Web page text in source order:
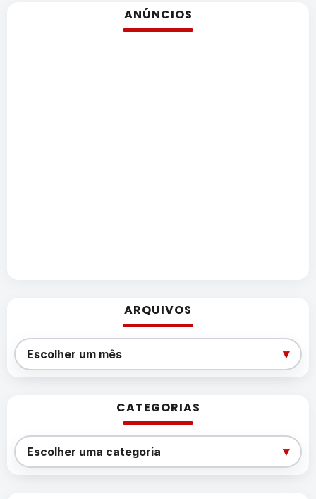
ANÚNCIOS
ARQUIVOS
Arquivos
Escolher um mês ▾
CATEGORIAS
Categorias
Escolher uma categoria ▾